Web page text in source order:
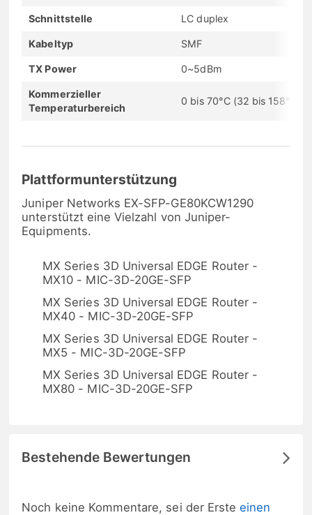
Schnittstelle LC duplex
Kabeltyp SMF
TX Power 0~5dBm
Kommerzieller
Temperaturbereich
0 bis 70°C (32 bis 158°F)
Plattformunterstützung
Juniper Networks EX-SFP-GE80KCW1290
unterstützt eine Vielzahl von Juniper-
Equipments.
MX Series 3D Universal EDGE Router -
MX10 - MIC-3D-20GE-SFP
MX Series 3D Universal EDGE Router -
MX40 - MIC-3D-20GE-SFP
MX Series 3D Universal EDGE Router -
MX5 - MIC-3D-20GE-SFP
MX Series 3D Universal EDGE Router -
MX80 - MIC-3D-20GE-SFP
Bestehende Bewertungen
Noch keine Kommentare, sei der Ersteeinen